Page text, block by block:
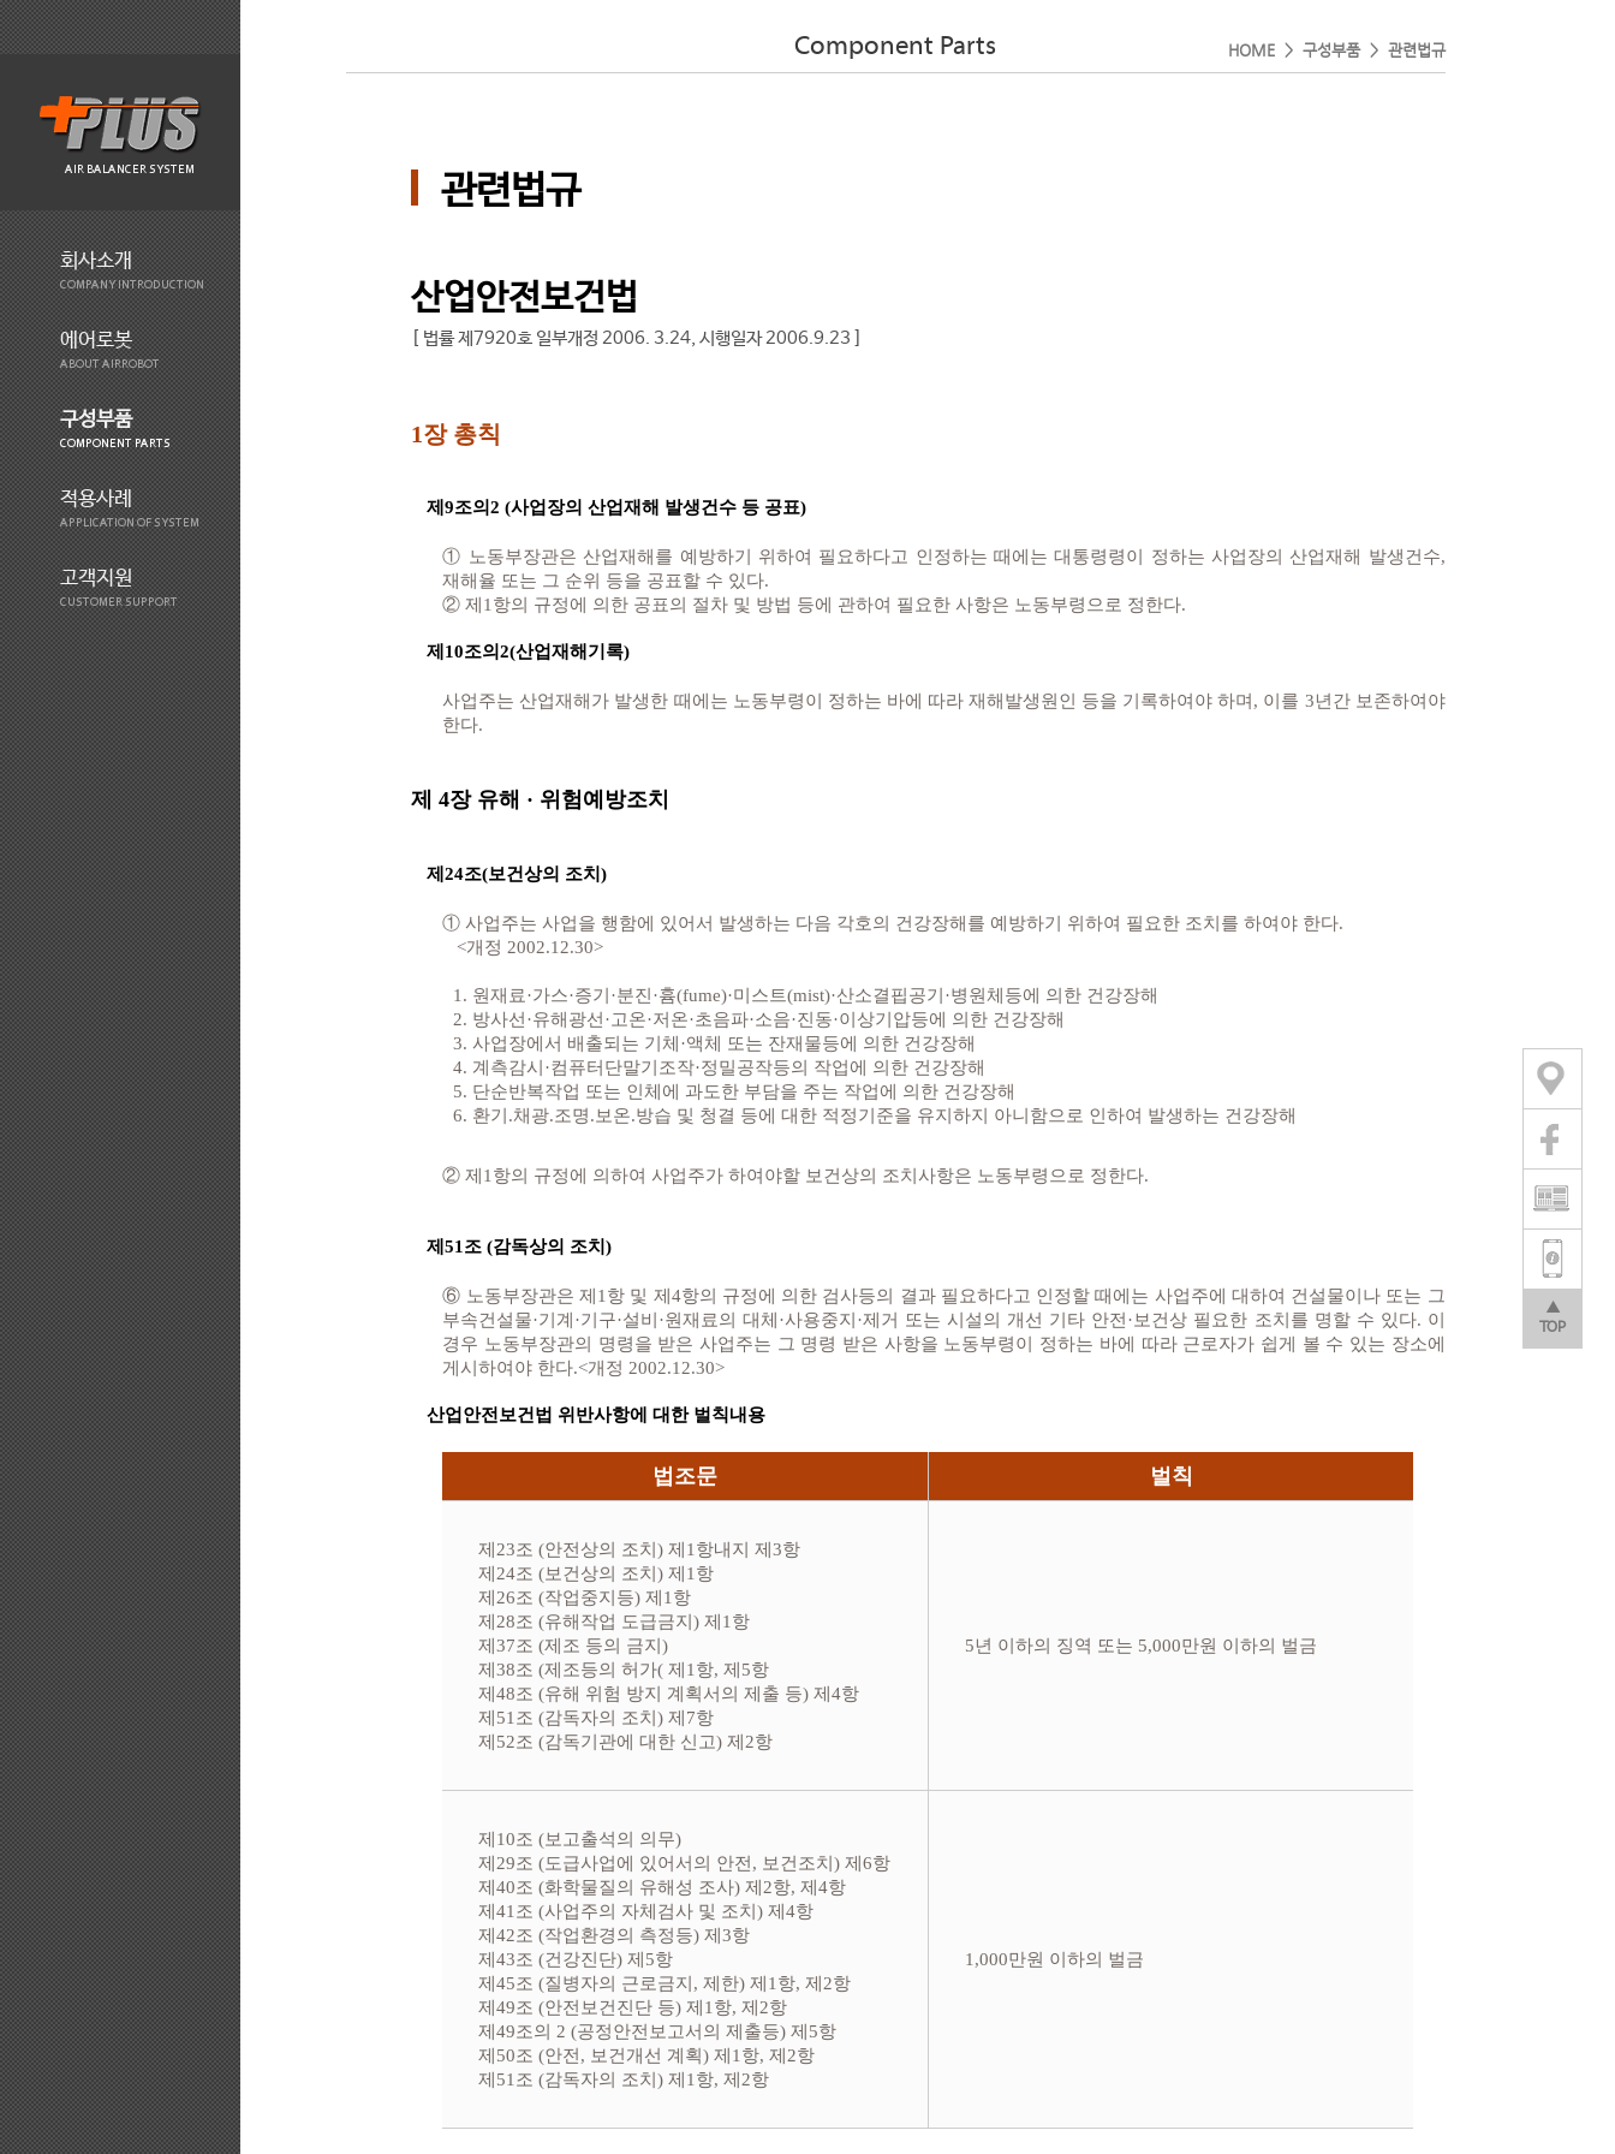
AIR BALANCER SYSTEM
회사소개
COMPANY INTRODUCTION
에어로봇
ABOUT AIRROBOT
구성부품
COMPONENT PARTS
적용사례
APPLICATION OF SYSTEM
고객지원
CUSTOMER SUPPORT
▲
TOP
Component Parts HOME > 구성부품 > 관련법규
관련법규
산업안전보건법
[ 법률 제7920호 일부개정 2006. 3.24, 시행일자 2006.9.23 ]
1장 총칙
제9조의2 (사업장의 산업재해 발생건수 등 공표)
① 노동부장관은 산업재해를 예방하기 위하여 필요하다고 인정하는 때에는 대통령령이 정하는 사업장의 산업재해 발생건수,
재해율 또는 그 순위 등을 공표할 수 있다.
② 제1항의 규정에 의한 공표의 절차 및 방법 등에 관하여 필요한 사항은 노동부령으로 정한다.
제10조의2(산업재해기록)
사업주는 산업재해가 발생한 때에는 노동부령이 정하는 바에 따라 재해발생원인 등을 기록하여야 하며, 이를 3년간 보존하여야
한다.
제 4장 유해 · 위험예방조치
제24조(보건상의 조치)
① 사업주는 사업을 행함에 있어서 발생하는 다음 각호의 건강장해를 예방하기 위하여 필요한 조치를 하여야 한다.
<개정 2002.12.30>
1. 원재료·가스·증기·분진·흄(fume)·미스트(mist)·산소결핍공기·병원체등에 의한 건강장해
2. 방사선·유해광선·고온·저온·초음파·소음·진동·이상기압등에 의한 건강장해
3. 사업장에서 배출되는 기체·액체 또는 잔재물등에 의한 건강장해
4. 계측감시·컴퓨터단말기조작·정밀공작등의 작업에 의한 건강장해
5. 단순반복작업 또는 인체에 과도한 부담을 주는 작업에 의한 건강장해
6. 환기.채광.조명.보온.방습 및 청결 등에 대한 적정기준을 유지하지 아니함으로 인하여 발생하는 건강장해
② 제1항의 규정에 의하여 사업주가 하여야할 보건상의 조치사항은 노동부령으로 정한다.
제51조 (감독상의 조치)
⑥ 노동부장관은 제1항 및 제4항의 규정에 의한 검사등의 결과 필요하다고 인정할 때에는 사업주에 대하여 건설물이나 또는 그
부속건설물·기계·기구·설비·원재료의 대체·사용중지·제거 또는 시설의 개선 기타 안전·보건상 필요한 조치를 명할 수 있다. 이
경우 노동부장관의 명령을 받은 사업주는 그 명령 받은 사항을 노동부령이 정하는 바에 따라 근로자가 쉽게 볼 수 있는 장소에
게시하여야 한다.<개정 2002.12.30>
산업안전보건법 위반사항에 대한 벌칙내용
법조문 벌칙
제23조 (안전상의 조치) 제1항내지 제3항
제24조 (보건상의 조치) 제1항
제26조 (작업중지등) 제1항
제28조 (유해작업 도급금지) 제1항
제37조 (제조 등의 금지)
제38조 (제조등의 허가( 제1항, 제5항
제48조 (유해 위험 방지 계획서의 제출 등) 제4항
제51조 (감독자의 조치) 제7항
제52조 (감독기관에 대한 신고) 제2항
5년 이하의 징역 또는 5,000만원 이하의 벌금
제10조 (보고출석의 의무)
제29조 (도급사업에 있어서의 안전, 보건조치) 제6항
제40조 (화학물질의 유해성 조사) 제2항, 제4항
제41조 (사업주의 자체검사 및 조치) 제4항
제42조 (작업환경의 측정등) 제3항
제43조 (건강진단) 제5항
제45조 (질병자의 근로금지, 제한) 제1항, 제2항
제49조 (안전보건진단 등) 제1항, 제2항
제49조의 2 (공정안전보고서의 제출등) 제5항
제50조 (안전, 보건개선 계획) 제1항, 제2항
제51조 (감독자의 조치) 제1항, 제2항
1,000만원 이하의 벌금